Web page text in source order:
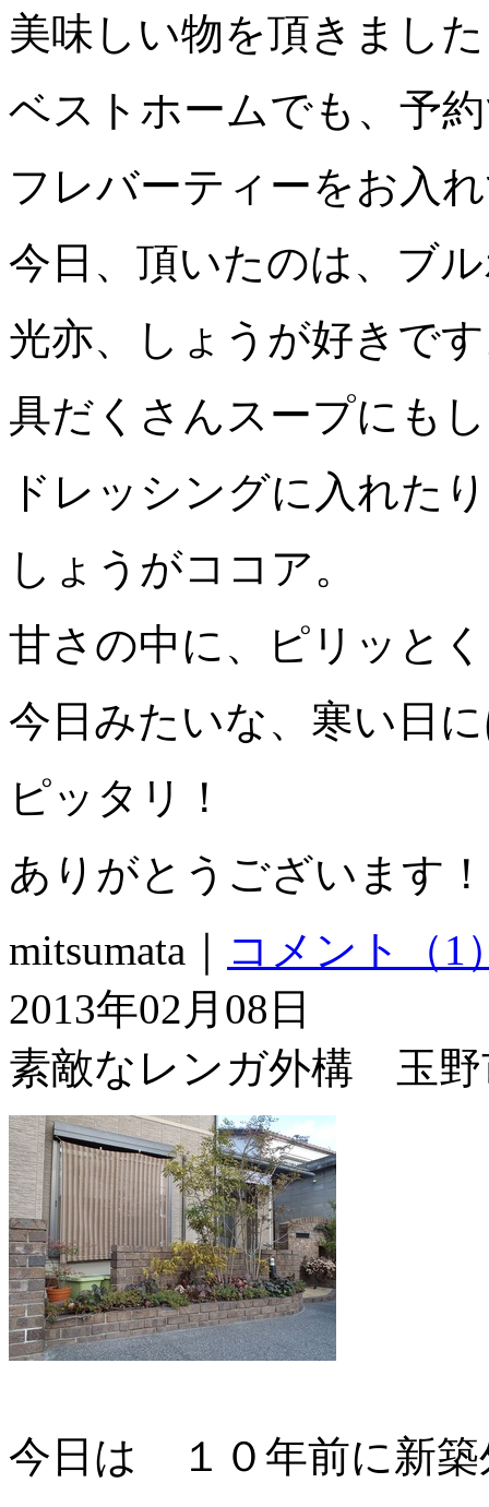
美味しい物を頂きまし
ベストホームでも、予
フレバーティーをお入
今日、頂いたのは、ブ
光亦、しょうが好きで
具だくさんスープにも
ドレッシングに入れた
しょうがココア。
甘さの中に、ピリッと
今日みたいな、寒い日
ピッタリ！
ありがとうございます
mitsumata｜
コメント（1
2013年02月08日
素敵なレンガ外構 玉野
今日は １０年前に新築